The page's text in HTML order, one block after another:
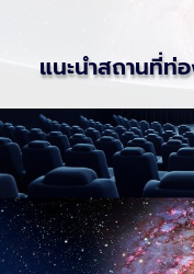
แนะนำสถานที่ท่